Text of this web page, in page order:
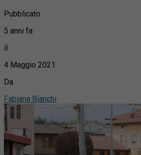
Pubblicato
5 anni fa
il
4 Maggio 2021
Da
Fabiana Bianchi